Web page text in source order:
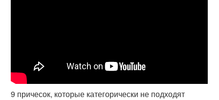
9 причесок, которые категорически не подходят